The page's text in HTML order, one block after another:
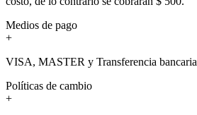
Medios de pago
+
VISA, MASTER y Transferencia bancaria
Políticas de cambio
+